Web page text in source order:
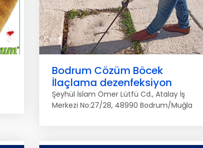
Bodrum Cözüm Böcek
İlaçlama dezenfeksiyon
Şeyhül İslam Ömer Lütfü Cd., Atalay İş
Merkezi No:27/28, 48990 Bodrum/Muğla